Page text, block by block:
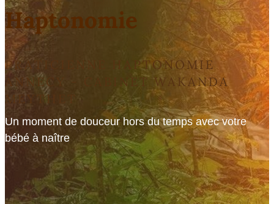
Haptonomie
PRATICIENNE HAPTONOMIE
ANNECY - CABINET WAKANDA
MEYTHET
Un moment de douceur hors du temps avec votre
bébé à naître